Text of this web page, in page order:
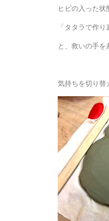
ヒビの入った
「タタラで作
と、救いの手を
気持ちを切り替